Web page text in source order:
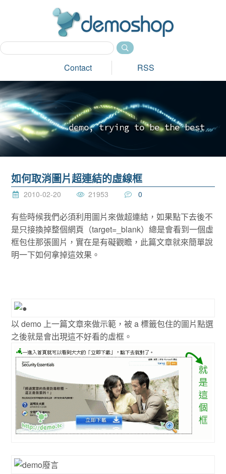
Contact RSS
demo, tryi ng to be the best_
如何取消圖片超連結的虛線框
2010-02-20 21953 0
有些時候我們必須利用圖片來做超連結，如果點下去後不
是只接換掉整個網頁（target=_blank）總是會看到一個虛
框包住那張圖片，實在是有礙觀瞻，此篇文章就來簡單說
明一下如何拿掉這效果。
以 demo 上一篇文章來做示範，被 a 標籤包住的圖片點選
之後就是會出現這不好看的虛框。